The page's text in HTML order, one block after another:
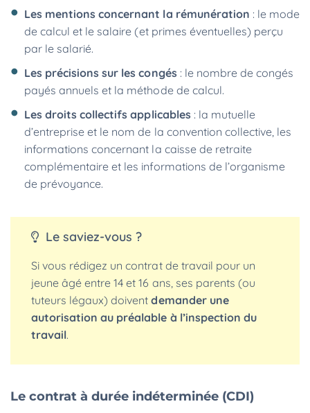
Les mentions concernant la rémunération : le mode
de calcul et le salaire (et primes éventuelles) perçu
par le salarié.
Les précisions sur les congés : le nombre de congés
payés annuels et la méthode de calcul.
Les droits collectifs applicables : la mutuelle
d’entreprise et le nom de la convention collective, les
informations concernant la caisse de retraite
complémentaire et les informations de l’organisme
de prévoyance.
Le saviez-vous ?
Si vous rédigez un contrat de travail pour un
jeune âgé entre 14 et 16 ans, ses parents (ou
tuteurs légaux) doiventdemander une
autorisation au préalable à l’inspection du
travail.
Le contrat à durée indéterminée (CDI)